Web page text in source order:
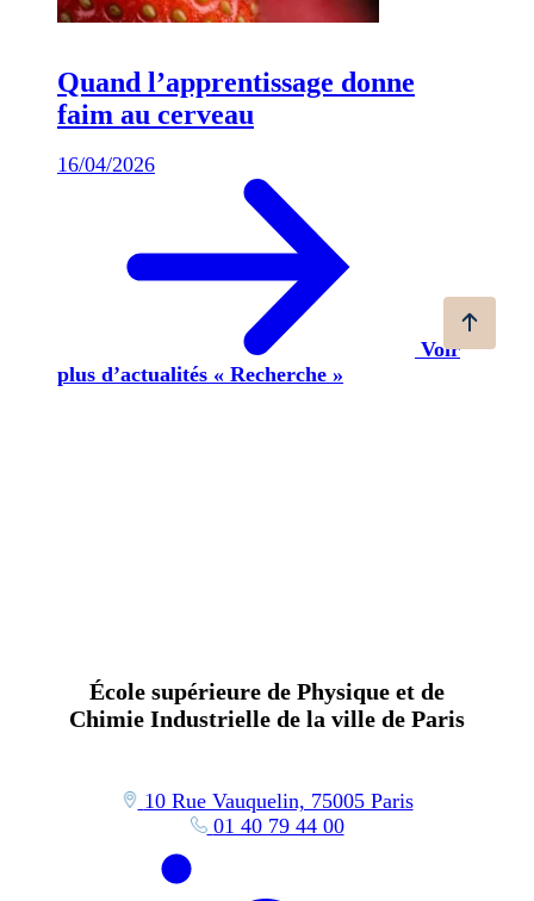
Quand l’apprentissage donne
faim au cerveau
16/04/2026
Voir
plus d’actualités « Recherche »
École supérieure de Physique et de
Chimie Industrielle de la ville de Paris
10 Rue Vauquelin, 75005 Paris
01 40 79 44 00